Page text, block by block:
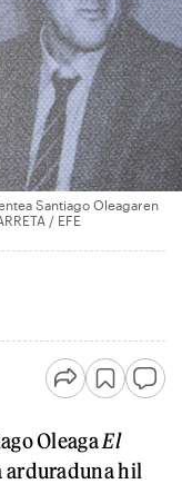
Santiago Oleagaren
/ EFE
OleagaEl
arduraduna hil